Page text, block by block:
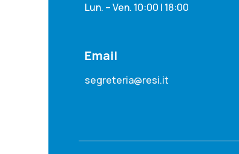
Lun. – Ven. 10:00 | 18:00
Email
segreteria@resi.it